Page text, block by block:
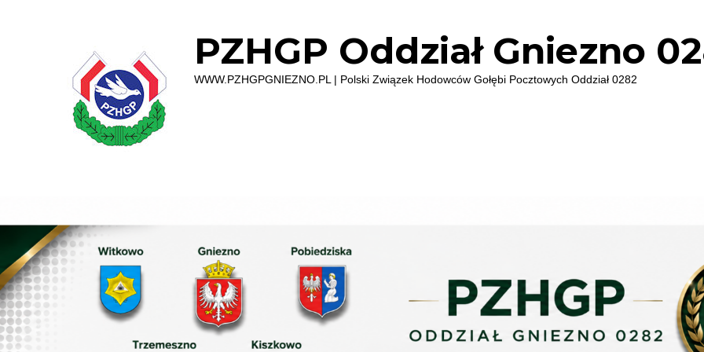
PZHGP Oddział Gniezno
WWW.PZHGPGNIEZNO.PL | Polski Związek Hodowców Gołębi Pocztowych Oddział 0282